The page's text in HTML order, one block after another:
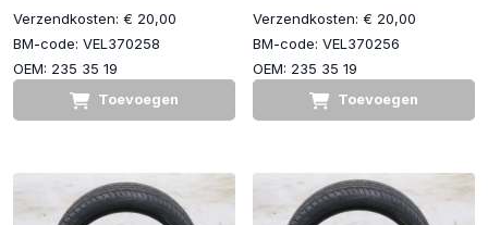
Verzendkosten: € 20,00
BM-code: VEL370258
OEM: 235 35 19
Toevoegen
Verzendkosten: € 20,00
BM-code: VEL370256
OEM: 235 35 19
Toevoegen